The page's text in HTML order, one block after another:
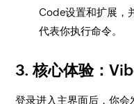
Code设置和扩展，
代表你执行命令。
3. 核心体验：
登录进入主界面后，你